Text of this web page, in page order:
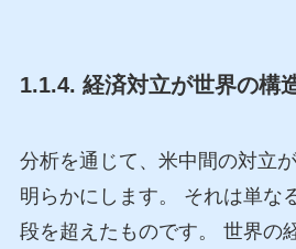
1.1.4. 経済対立が世界の構
分析を通じて、米中間の対立
明らかにします。 それは単な
段を超えたものです。 世界の